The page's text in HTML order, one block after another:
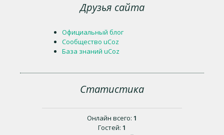
Друзья сайта
Официальный блог
Сообщество uCoz
База знаний uCoz
Статистика
Онлайн всего: 1
Гостей: 1